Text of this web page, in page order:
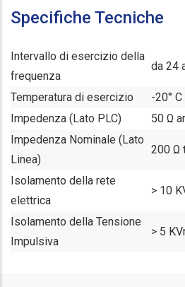
Specifiche Tecniche
Intervallo di esercizio della
frequenza
da 24
Temperatura di esercizio
-20°
Impedenza (Lato PLC)
50 Ω
Impedenza Nominale (Lato
Linea)
200 Ω
Isolamento della rete
elettrica
> 10
Isolamento della Tensione
Impulsiva
> 5